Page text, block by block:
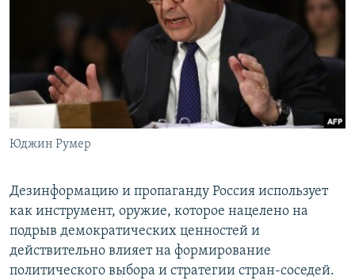
Юджин Румер
Дезинформацию и пропаганду Россия использует
как инструмент, оружие, которое нацелено на
подрыв демократических ценностей и
действительно влияет на формирование
политического выбора и стратегии стран-соседей.